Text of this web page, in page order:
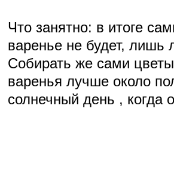
Что занятно: в итоге
варенье не будет, лишь
Собирать же сами
варенья лучше около
солнечный день , когда